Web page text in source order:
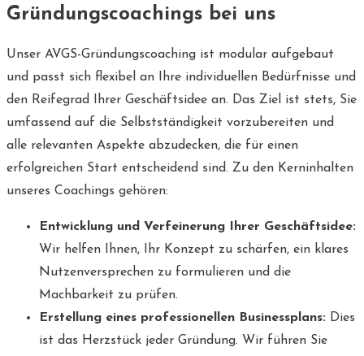
Gründungscoachings bei uns
Unser AVGS-Gründungscoaching ist modular aufgebaut
und passt sich flexibel an Ihre individuellen Bedürfnisse und
den Reifegrad Ihrer Geschäftsidee an. Das Ziel ist stets, Sie
umfassend auf die Selbstständigkeit vorzubereiten und
alle relevanten Aspekte abzudecken, die für einen
erfolgreichen Start entscheidend sind. Zu den Kerninhalten
unseres Coachings gehören:
Entwicklung und Verfeinerung Ihrer Geschäftsidee:
Wir helfen Ihnen, Ihr Konzept zu schärfen, ein klares
Nutzenversprechen zu formulieren und die
Machbarkeit zu prüfen.
Erstellung eines professionellen Businessplans: Dies
ist das Herzstück jeder Gründung. Wir führen Sie